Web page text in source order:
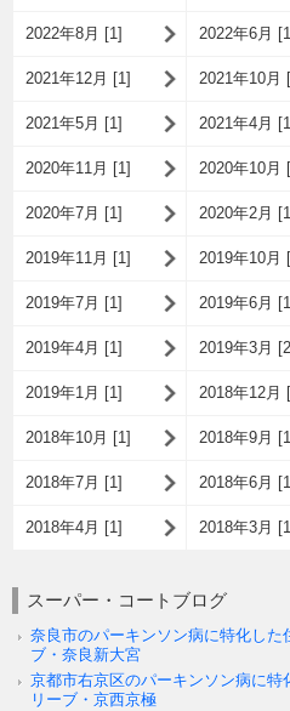
2022年8月 [1] 2022年6月
2021年12月 [1] 2021年10月
2021年5月 [1] 2021年4月
2020年11月 [1] 2020年10月
2020年7月 [1] 2020年2月
2019年11月 [1] 2019年10月
2019年7月 [1] 2019年6月
2019年4月 [1] 2019年3月
2019年1月 [1] 2018年12月
2018年10月 [1] 2018年9月
2018年7月 [1] 2018年6月
2018年4月 [1] 2018年3月
スーパー・コートブログ
奈良市のパーキンソン病に特化し
ブ・奈良新大宮
京都市右京区のパーキンソン病に
リーブ・京西京極